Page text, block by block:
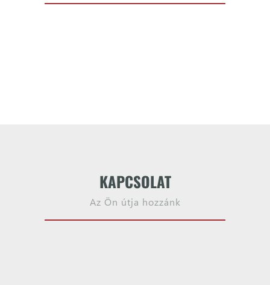
KAPCSOLAT
Az Ön útja hozzánk